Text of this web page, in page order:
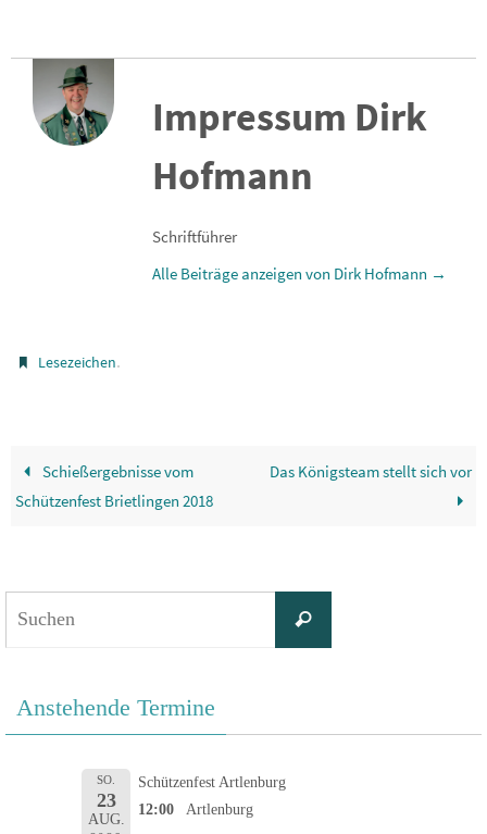
Impressum Dirk
Hofmann
Schriftführer
Alle Beiträge anzeigen von Dirk Hofmann →
Lesezeichen.
Schießergebnisse vom
Schützenfest Brietlingen 2018
Das Königsteam stellt sich vor
Suchen
Anstehende Termine
SO.
23
AUG.
Schützenfest Artlenburg
12:00
Artlenburg